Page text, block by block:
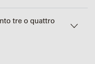
tre o quattro